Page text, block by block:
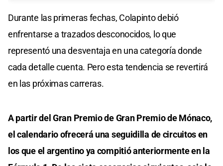
Durante las primeras fechas, Colapinto debió
enfrentarse a trazados desconocidos, lo que
representó una desventaja en una categoría donde
cada detalle cuenta. Pero esta tendencia se revertirá
en las próximas carreras.
A partir del Gran Premio de Gran Premio de Mónaco,
el calendario ofrecerá una seguidilla de circuitos en
los que el argentino ya compitió anteriormente en la